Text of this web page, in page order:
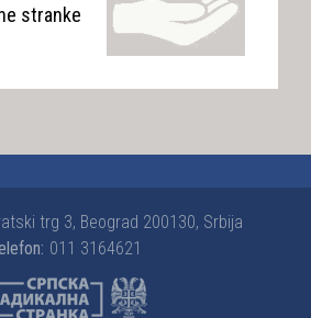
stranke
trg 3, Beograd 200130, Srbija
011 3164621